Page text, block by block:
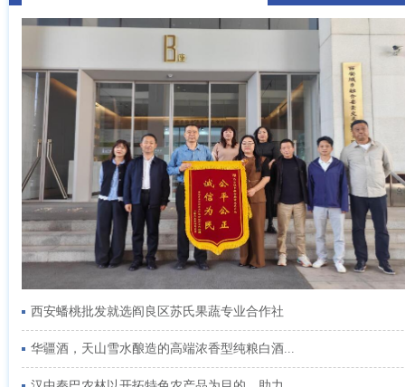
西安蟠桃批发就选阎良区苏氏果蔬专业合作社
华疆酒，天山雪水酿造的高端浓香型纯粮白酒...